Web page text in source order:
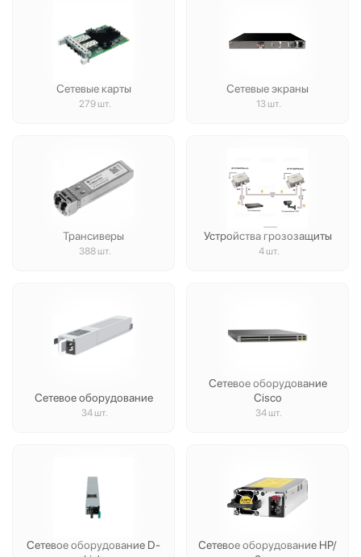
Сетевые карты
279 шт.
Сетевые экраны
13 шт.
Трансиверы
388 шт.
Устройства грозозащиты
4 шт.
Сетевое оборудование
34 шт.
Сетевое оборудование
Cisco
34 шт.
Сетевое оборудование D-
Сетевое оборудование HP/